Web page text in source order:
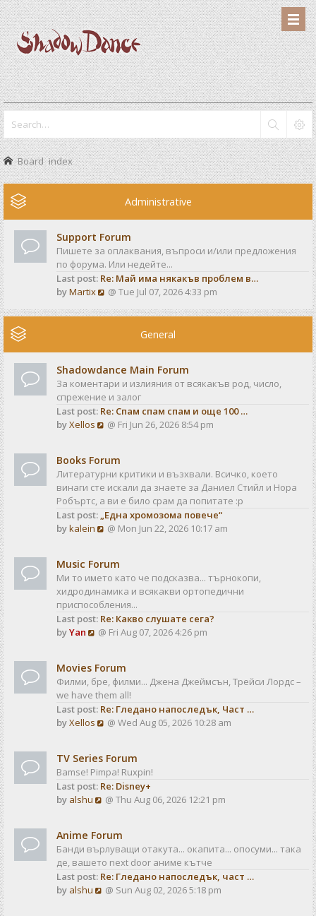
Board index
Administrative
Support Forum
Пишете за оплаквания, въпроси и/или предложения
по форума. Или недейте...
Last post: Re: Май има някакъв проблем в…
byMartix
V
e
e
l
a
t
e
p
o
s
@ Tue Jul 07, 2026 4:33 pm
General
Shadowdance Main Forum
За коментари и излияния от всякакъв род, число,
спрежение и залог
Last post: Re: Спам спам спам и още 100 …
byXellos
V
w
t
h
e
l
a
s
t
p
o
s
t
@ Fri Jun 26, 2026 8:54 pm
Books Forum
Литературни критики и възхвали. Всичко, което
винаги сте искали да знаете за Даниел Стийл и Нора
Робъртс, а ви е било срам да попитате :р
Last post: „Една хромозома повече“
bykalein
V
w
t
h
e
l
a
s
t
p
o
s
@ Mon Jun 22, 2026 10:17 am
Music Forum
Ми то името като че подсказва... търнокопи,
хидродинамика и всякакви ортопедични
приспособления...
Last post: Re: Какво слушате сега?
byYan
V
w
t
h
e
e
s
t
p
s
@ Fri Aug 07, 2026 4:26 pm
Movies Forum
Филми, бре, филми... Джена Джеймсън, Трейси Лордс –
we have them all!
Last post: Re: Гледано напоследък, Част …
byXellos
V
w
t
h
e
e
s
t
p
@ Wed Aug 05, 2026 10:28 am
TV Series Forum
Bamse! Pimpa! Ruxpin!
Last post: Re: Disney+
by alshu
V
w
t
h
e
@ Thu Aug 06, 2026 12:21 pm
Anime Forum
Банди върлуващи отакута... окапита... опосуми... така
де, вашето next door аниме кътче
Last post: Re: Гледано напоследък, част …
by alshu
V@ Sun Aug 02, 2026 5:18 pm